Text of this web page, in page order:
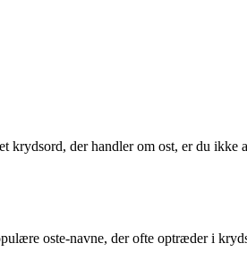
krydsord, der handler om ost, er du ikke
oste-navne, der ofte optræder i